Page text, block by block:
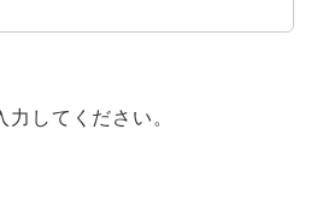
してください。